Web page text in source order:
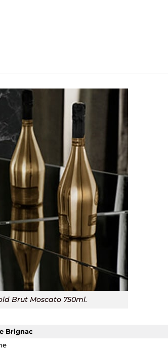
Brut Moscato 750ml.
Brignac